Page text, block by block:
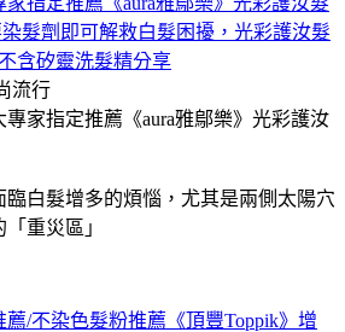
髮劑即可解救白髮困擾，光彩護汝髮
含矽靈洗髮精分享
流行
臨白髮增多的煩惱，尤其是兩側太陽穴
重災區」
薦/不染色髮粉推薦《頂豐Toppik》增